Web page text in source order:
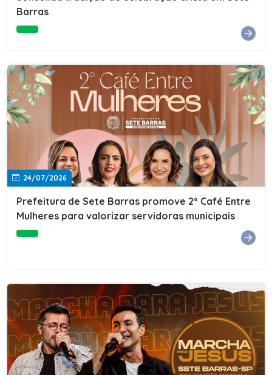
e do Instituto de Desenvolvimento Profissional
fundador da empresa Seu Consultor.Inscrições: FAÇA
AQUI
Barras
24/07/2026
Prefeitura de Sete Barras promove 2º Café Entre
Mulheres para valorizar servidoras municipais